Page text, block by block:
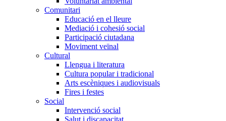
Comunitari
Educació en el lleure
Mediació i cohesió social
Participació ciutadana
Moviment veïnal
Cultural
Llengua i literatura
Cultura popular i tradicional
Arts escèniques i audiovisuals
Fires i festes
Social
Intervenció social
Salut i discapacitat